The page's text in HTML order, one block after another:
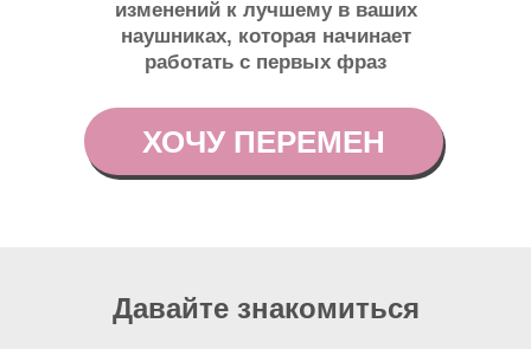
изменений к лучшему в ваших
наушниках, которая начинает
работать с первых фраз
ХОЧУ ПЕРЕМЕН
Давайте знакомиться